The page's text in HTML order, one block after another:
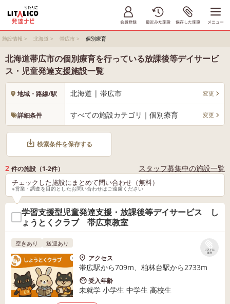
施設情報 > 北海道 > 帯広市 > 個別療育
北海道帯広市の個別療育を行っている放課後等デイサービ
ス・児童発達支援施設一覧
地域・路線/駅 北海道 | 帯広市 変更
詳細条件 すべての施設カテゴリ｜個別療育 変更
検索条件を保存する
2 件の施設（1-2件） スタッフ募集中の施設一覧
チェックした施設にまとめて問い合わせ（無料）
※営業・調査を目的としたお問い合わせはご遠慮ください
学習支援型児童発達支援・放課後等デイサービス し
ょうとくクラブ 帯広東教室
リストに
保存
空きあり 送迎あり
アクセス
帯広駅から709m、柏林台駅から2733m
受入年齢
未就学 小学生 中学生 高校生